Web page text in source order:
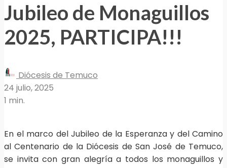
Jubileo de Monaguillos
2025, PARTICIPA!!!
Diócesis de Temuco
24 julio, 2025
1 min.
En el marco del Jubileo de la Esperanza y del Camino
al Centenario de la Diócesis de San José de Temuco,
se invita con gran alegría a todos los monaguillos y